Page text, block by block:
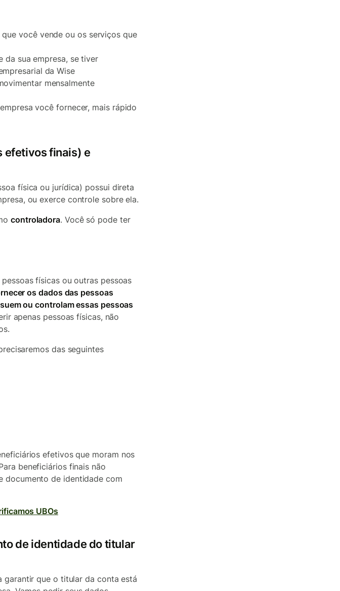
você vende ou os serviços que
da sua empresa, se tiver
da Wise
mensalmente
você fornecer, mais rápido
efetivos finais) e
física ou jurídica) possui direta
ou exerce controle sobre ela.
controladora. Você só pode ter
físicas ou outras pessoas
os dados das pessoas
ou controlam essas pessoas
apenas pessoas físicas, não
das seguintes
efetivos que moram nos
beneficiários finais não
documento de identidade com
UBOs
de identidade do titular
garantir que o titular da conta está